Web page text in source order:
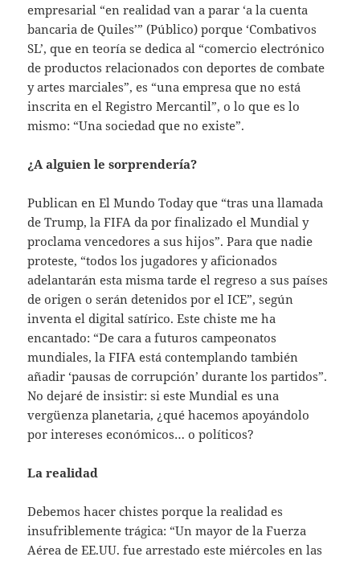
empresarial “en realidad van a parar ‘a la cuenta
bancaria de Quiles’” (Público) porque ‘Combativos
SL’, que en teoría se dedica al “comercio electrónico
de productos relacionados con deportes de combate
y artes marciales”, es “una empresa que no está
inscrita en el Registro Mercantil”, o lo que es lo
mismo: “Una sociedad que no existe”.
¿A alguien le sorprendería?
Publican en El Mundo Today que “tras una llamada
de Trump, la FIFA da por finalizado el Mundial y
proclama vencedores a sus hijos”. Para que nadie
proteste, “todos los jugadores y aficionados
adelantarán esta misma tarde el regreso a sus países
de origen o serán detenidos por el ICE”, según
inventa el digital satírico. Este chiste me ha
encantado: “De cara a futuros campeonatos
mundiales, la FIFA está contemplando también
añadir ‘pausas de corrupción’ durante los partidos”.
No dejaré de insistir: si este Mundial es una
vergüenza planetaria, ¿qué hacemos apoyándolo
por intereses económicos… o políticos?
La realidad
Debemos hacer chistes porque la realidad es
insufriblemente trágica: “Un mayor de la Fuerza
Aérea de EE.UU. fue arrestado este miércoles en las